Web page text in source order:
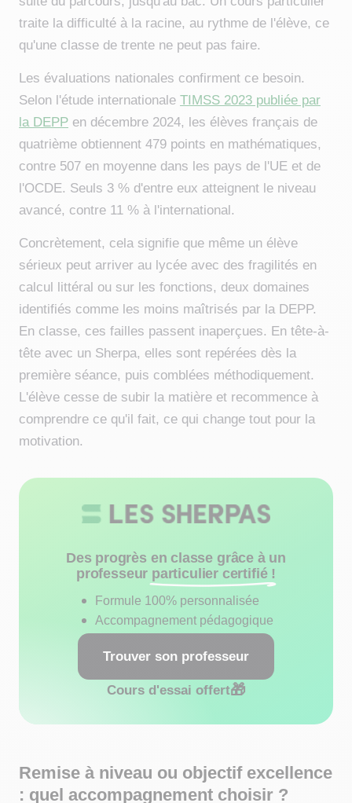
traite la difficulté à la racine, au rythme de l'élève, ce
qu'une classe de trente ne peut pas faire.
Les évaluations nationales confirment ce besoin.
Selon l'étude internationale TIMSS 2023 publiée par
la DEPP en décembre 2024, les élèves français de
quatrième obtiennent 479 points en mathématiques,
contre 507 en moyenne dans les pays de l'UE et de
l'OCDE. Seuls 3 % d'entre eux atteignent le niveau
avancé, contre 11 % à l'international.
Concrètement, cela signifie que même un élève
sérieux peut arriver au lycée avec des fragilités en
calcul littéral ou sur les fonctions, deux domaines
identifiés comme les moins maîtrisés par la DEPP.
En classe, ces failles passent inaperçues. En tête-à-
tête avec un Sherpa, elles sont repérées dès la
première séance, puis comblées méthodiquement.
L'élève cesse de subir la matière et recommence à
comprendre ce qu'il fait, ce qui change tout pour la
motivation.
Des progrès en classe grâce à un
professeur particulier certifié !
Formule 100% personnalisée
Accompagnement pédagogique
Trouver son professeur
Cours d'essai offert🎁
Remise à niveau ou objectif excellence
: quel accompagnement choisir ?